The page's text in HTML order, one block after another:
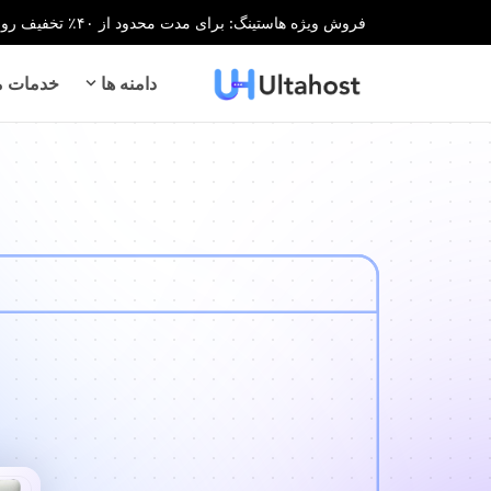
فروش ویژه هاستینگ: برای مدت محدود از ۴۰٪ تخفیف روی تمام خدمات هاستینگ بهره‌مند شوید!
دامنه ها خدمات